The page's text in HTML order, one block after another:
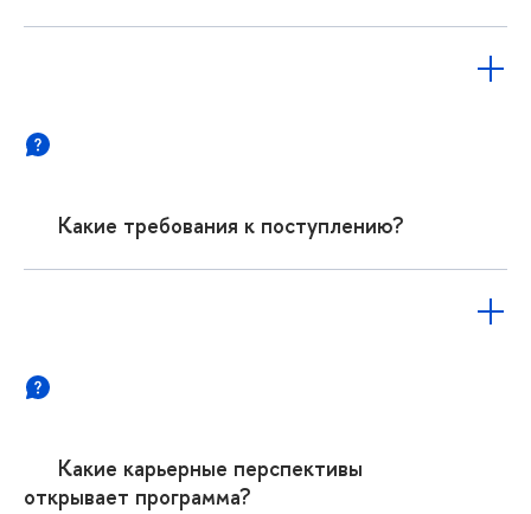
Какие требования к поступлению?
Какие карьерные перспективы
открывает программа?